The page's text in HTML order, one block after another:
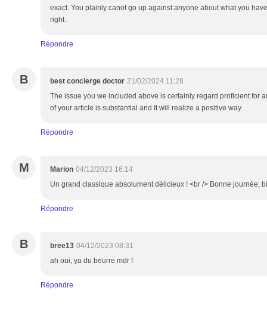
exact. You plainly canot go up against anyone about what you
right.
Répondre
B best concierge doctor 21/02/2024 11:28
The issue you we included above is certainly regard proficient for
of your article is substantial and It will realize a positive way.
Répondre
M Marion 04/12/2023 16:14
Un grand classique absolument délicieux ! <br /> Bonne journée,
Répondre
B bree13 04/12/2023 08:31
ah oui, ya du beurre mdr !
Répondre